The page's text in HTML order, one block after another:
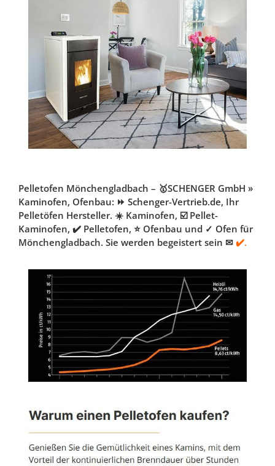
Pelletofen Mönchengladbach – 🥇SCHENGER GmbH »
Kaminofen, Ofenbau: ⏩ Schenger-Vertrieb.de, Ihr
Pelletöfen Hersteller. ☀️ Kaminofen, ☑️ Pellet-
Kaminofen, ✔️ Pelletofen, ⭐ Ofenbau und ✓ Ofen für
Mönchengladbach. Sie werden begeistert sein ✉ ✔️.